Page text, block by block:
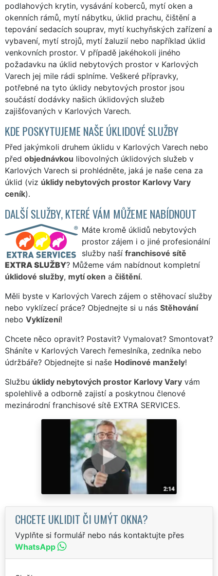
podlahových krytin, vysávání koberců, mytí oken a
okenních rámů, mytí nábytku, úklid prachu, čištění a
tepování sedacích souprav, mytí kuchyňských zařízení a
vybavení, mytí strojů, mytí žaluzií nebo například úklid
venkovních prostor. V případě jakéhokoli jiného
požadavku na úklid nebytových prostor v Karlových
Varech jej mile rádi splníme. Veškeré přípravky,
potřebné na tyto úklidy nebytových prostor jsou
součástí dodávky našich úklidových služeb
zajišťovaných v Karlových Varech.
KDE POSKYTUJEME NAŠE ÚKLIDOVÉ SLUŽBY
Před jakýmkoli druhem úklidu v Karlových Varech nebo
před objednávkou libovolných úklidových služeb v
Karlových Varech si prohlédněte, jaká je naše cena za
úklid (viz úklidy nebytových prostor Karlovy Vary
ceník).
DALŠÍ SLUŽBY, KTERÉ VÁM MŮŽEME NABÍDNOUT
Máte kromě úklidů nebytových
prostor zájem i o jiné profesionální
služby naší franchisové sítě
EXTRA SLUŽBY? Můžeme vám nabídnout kompletní
úklidové služby, mytí oken a čištění.
Měli byste v Karlových Varech zájem o stěhovací služby
nebo vyklízecí práce? Objednejte si u nás Stěhování
nebo Vyklízení!
Chcete něco opravit? Postavit? Vymalovat? Smontovat?
Sháníte v Karlových Varech řemeslníka, zedníka nebo
údržbáře? Objednejte si naše Hodinové manžely!
Službu úklidy nebytových prostor Karlovy Vary vám
spolehlivě a odborně zajistí a poskytnou členové
mezinárodní franchisové sítě EXTRA SERVICES.
CHCETE UKLIDIT ČI UMÝT OKNA?
Vyplňte si formulář nebo nás kontaktujte přes
WhatsApp